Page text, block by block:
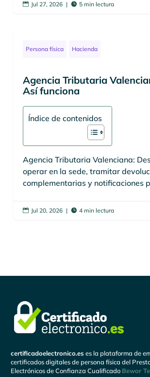
 Jul 27, 2026 |  5 min lectura
Persona física Hacienda
Agencia Tributaria
Así funciona
Índice de contenidos
Agencia Tributaria Valenciana:
operar en la sede, tramitar
complementarias y notificaciones
 Jul 20, 2026 |  4 min lectura
certificadoelectronico.es es la plataforma de
certificados digitales de persona física del
Electrónicos de Confianza Cualificado Bewor